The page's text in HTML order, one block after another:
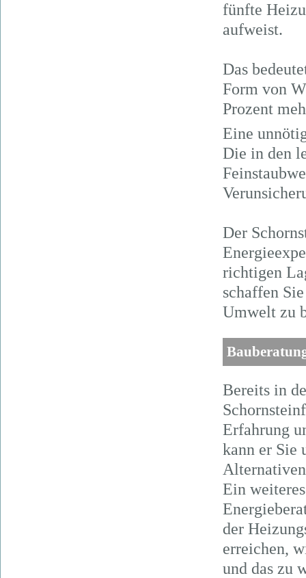
fünfte
aufweist.
Das
Form von
Prozent
Eine
Die in den
Der
richtigen
schaffen
Umwelt zu
Bereits in
Erfahrung
kann er Sie
Ein
der
erreichen,
und das zu